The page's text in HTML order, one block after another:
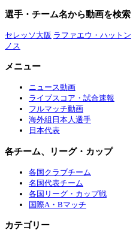
選手・チーム名から動画を検索
セレッソ大阪 ラファエウ・ハットン
ノス
メニュー
ニュース動画
ライブスコア・試合速報
フルマッチ動画
海外組日本人選手
日本代表
各チーム、リーグ・カップ
各国クラブチーム
名国代表チーム
各国リーグ・カップ戦
国際A・Bマッチ
カテゴリー